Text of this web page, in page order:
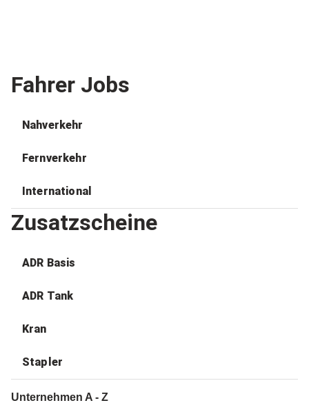
Fahrer Jobs
Nahverkehr
Fernverkehr
International
Zusatzscheine
ADR Basis
ADR Tank
Kran
Stapler
Unternehmen A - Z